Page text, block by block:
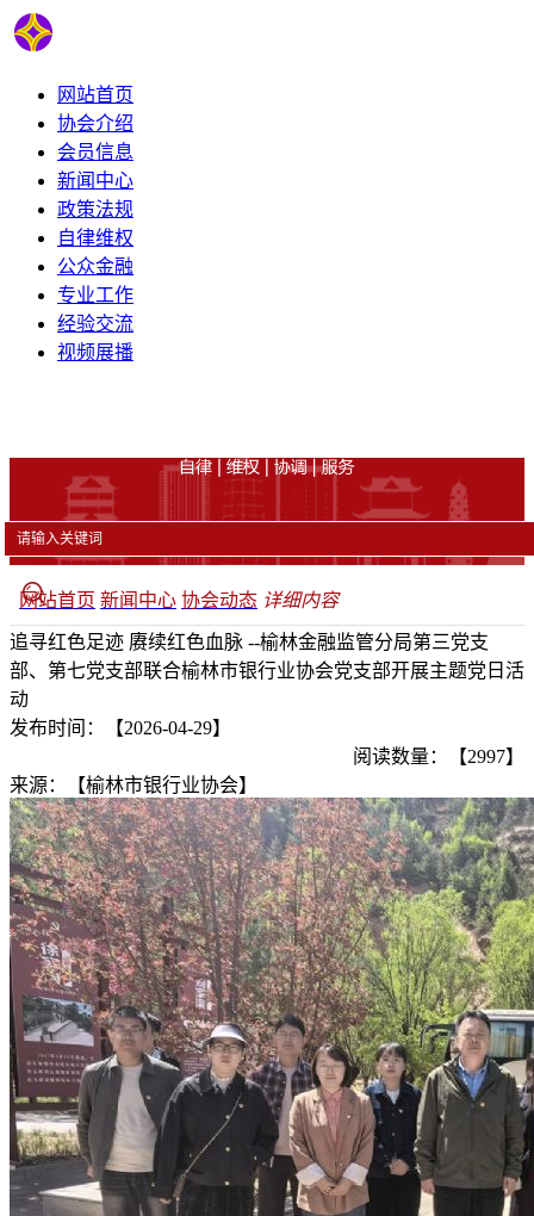
网站首页
协会介绍
会员信息
新闻中心
政策法规
自律维权
公众金融
专业工作
经验交流
视频展播
网站首页 新闻中心 协会动态 详细内容
追寻红色足迹 赓续红色血脉 --榆林金融监管分局第三党支
部、第七党支部联合榆林市银行业协会党支部开展主题党日活
动
发布时间：【2026-04-29】
阅读数量：【2997】
来源：【榆林市银行业协会】